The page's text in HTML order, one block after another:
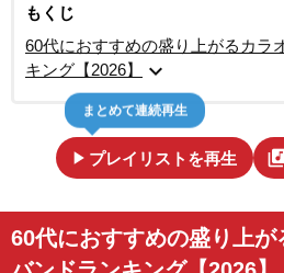
もくじ
60代におすすめの盛り上がるカラ
キング【2026】
expand_more
play_arrow プレイリストを再生
まとめて連続再生
60代におすすめの盛り上